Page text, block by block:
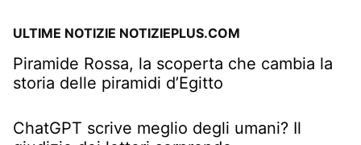
ULTIME NOTIZIE NOTIZIEPLUS.COM
Piramide Rossa, la scoperta che cambia la
storia delle piramidi d’Egitto
ChatGPT scrive meglio degli umani? Il